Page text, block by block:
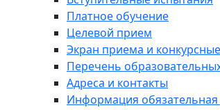
Платное обучение
Целевой прием
Экран приема и
Перечень
Адреса и контакты
Информация обязательная